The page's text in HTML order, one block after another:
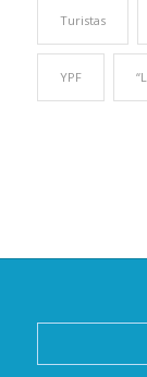
Turistas
YPF